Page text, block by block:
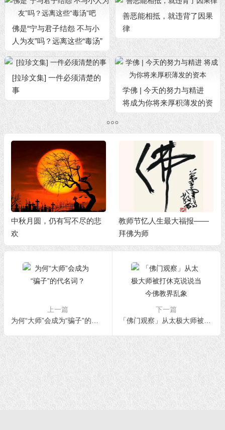
佛是“宁与君子结怨 不与小
人为友”吗？远离这些“毒汤”
吧
善恶能相抵，就违背了因果
律
[拉珍文集] 一件必须清楚的
事
学佛 | 今天的努力与精进
将成为你将来厚积薄发的资
本
中秋月圆，仍有写不尽的悲
欢
教师节忆人生最大福报——
拜佛为师
上一篇
为何“大师”会成为“骗子”的代名词？
下一篇
「佛门观察」从太极大师被打休克说说当今佛教界乱象